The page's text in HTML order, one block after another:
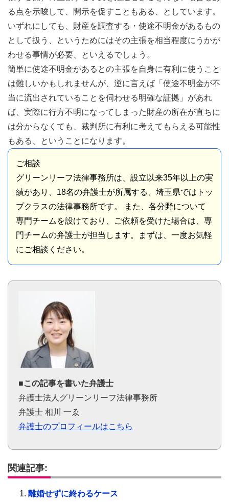
る点を示唆して、開示を促すこともある、としています。
いずれにしても、財産を調査する・使途不明金があるもの
として扱う、というためにはその主張を相当程度にうかが
わせる事情が必要、といえるでしょう。
簡単に使途不明金があるとの主張を自身に有利に使うこと
は難しいかもしれませんが、逆に言えば「使途不明金が不
当に流出されていることを伺わせる明確な証拠」があれ
ば、実際に行方不明になってしまった財産の所在が直ちに
は分からなくても、裁判所に有利に考えてもらえる可能性
もある、ということになります。
ご相談
グリーンリーフ法律事務所は、設立以来35年以上の実
績があり、18名の弁護士が所属する、埼玉県ではトッ
プクラスの法律事務所です。 また、各分野について
専門チームを設けており、ご依頼を受けた場合は、専
門チームの弁護士が担当します。まずは、一度お気軽
にご相談ください。
■この記事を書いた弁護士
弁護士法人グリーンリーフ法律事務所
弁護士 相川 一ゑ
弁護士のプロフィールはこちら
関連記事:
離婚せずに終わるケース